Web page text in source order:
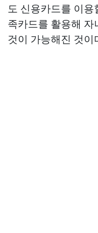
도 신용카드를 이용
족카드를 활용해
것이 가능해진 것이